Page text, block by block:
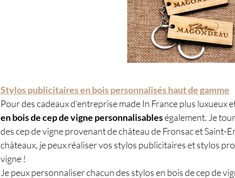
Stylos publicitaires en bois personnalisés haut de gamme
Pour des cadeaux d'entreprise made In France plus luxueux
en bois de cep de vigne personnalisables également. Je
des cep de vigne provenant de château de Fronsac et Saint-
châteaux, je peux réaliser vos stylos publicitaires et stylos
vigne !
Je peux personnaliser chacun des stylos en bois de cep de